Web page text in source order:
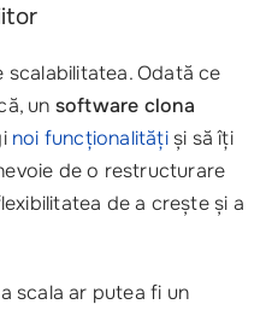
Odată ce
un software clona
noi funcționalitățiși să îți
de o restructurare
de a crește și a
scala ar putea fi un